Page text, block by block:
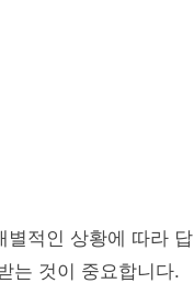
별적인 상황에 따라 답
는 것이 중요합니다.